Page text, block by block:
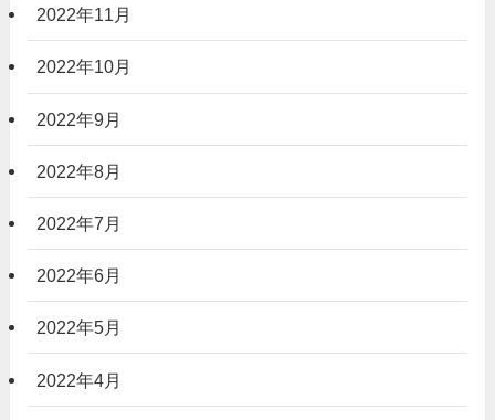
2022年11月
2022年10月
2022年9月
2022年8月
2022年7月
2022年6月
2022年5月
2022年4月